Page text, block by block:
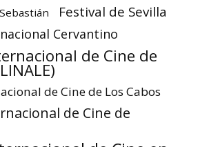
Festival de Sevilla
Cervantino
de Cine de
de Cine de Los Cabos
de Cine de